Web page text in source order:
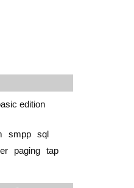
edition
smpp sql
paging tap